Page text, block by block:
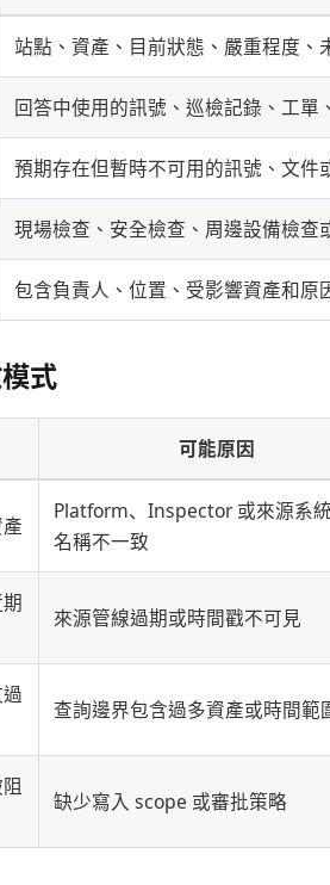
站點、資產、目前狀態、嚴重程度、
回答中使用的訊號、巡檢記錄、工單
預期存在但暫時不可用的訊號、文件
現場檢查、安全檢查、周邊設備檢查
包含負責人、位置、受影響資產和原
式
可能原因
Platform、Inspector 或來源系
名稱不一致
來源管線過期或時間戳不可見
查詢邊界包含過多資產或時間範
缺少寫入 scope 或審批策略